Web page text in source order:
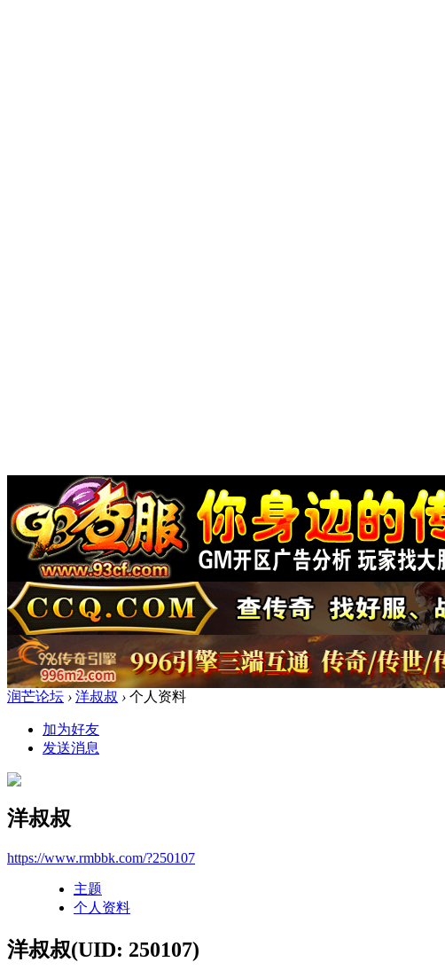
润芒论坛 › 洋叔叔 › 个人资料
加为好友
发送消息
洋叔叔
https://www.rmbbk.com/?250107
主题
个人资料
洋叔叔(UID: 250107)